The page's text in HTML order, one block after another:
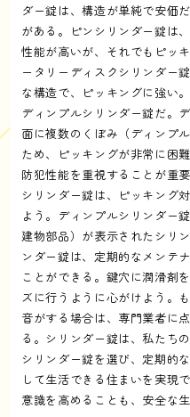
ダー錠は、構造が単純で安価
がある。ピンシリンダー錠は
性能が高いが、それでもピッ
ータリーディスクシリンダー
な構造で、ピッキングに強い
ディンプルシリンダー錠だ。
面に複数のくぼみ（ディンプ
ため、ピッキングが非常に困
防犯性能を重視することが重
シリンダー錠は、ピッキング
よう。ディンプルシリンダー
建物部品）が表示されたシリ
ンダー錠は、定期的なメンテ
ことができる。鍵穴に潤滑剤
ズに行うように心がけよう。
音がする場合は、専門業者に
る。シリンダー錠は、私たち
シリンダー錠を選び、定期的
して生活できる住まいを実現
意識を高めることも、安全な